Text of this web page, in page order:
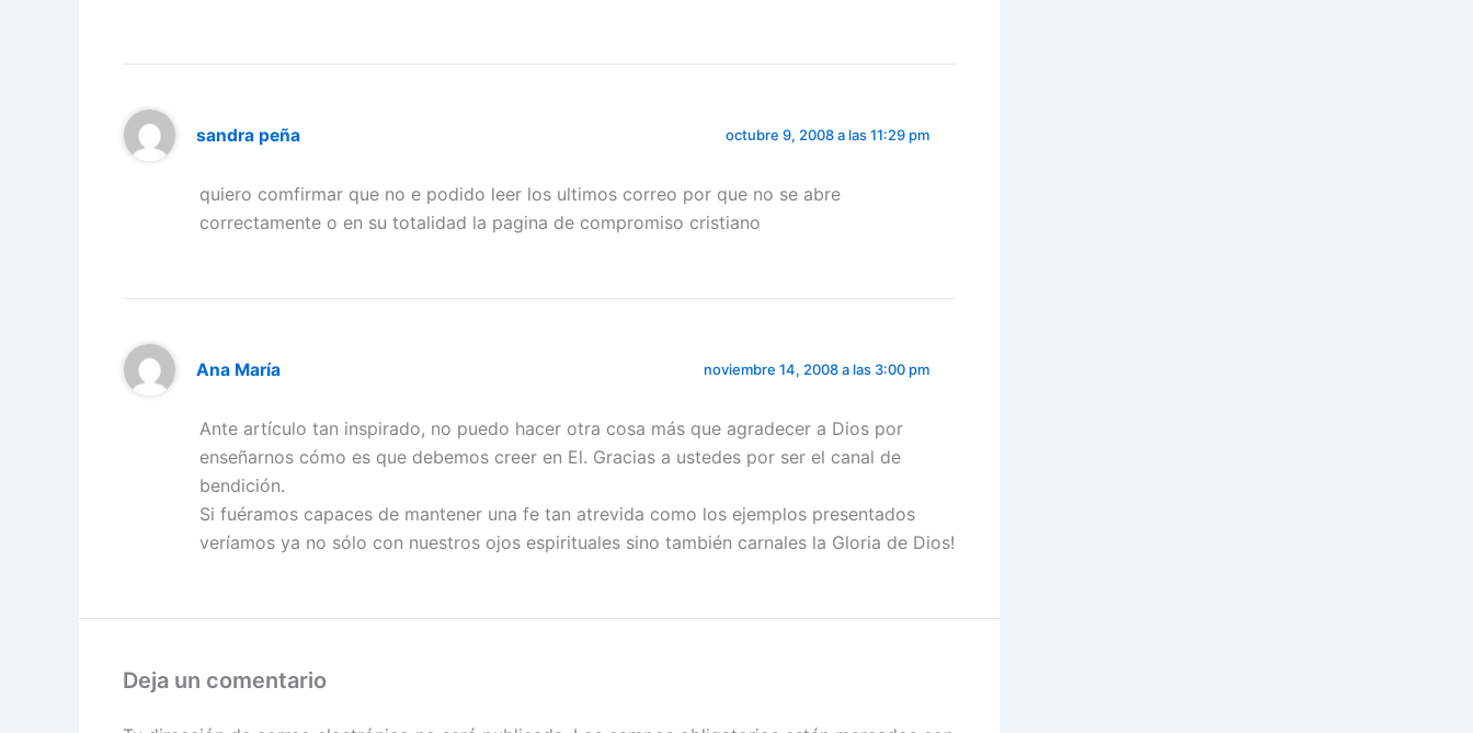
sandra peña octubre 9, 2008 a las 11:29 pm
quiero comfirmar que no e podido leer los ultimos correo por que no se abre
correctamente o en su totalidad la pagina de compromiso cristiano
Ana María noviembre 14, 2008 a las 3:00 pm
Ante artículo tan inspirado, no puedo hacer otra cosa más que agradecer a Dios por
enseñarnos cómo es que debemos creer en El. Gracias a ustedes por ser el canal de
bendición.
Si fuéramos capaces de mantener una fe tan atrevida como los ejemplos presentados
veríamos ya no sólo con nuestros ojos espirituales sino también carnales la Gloria de Dios!
Deja un comentario